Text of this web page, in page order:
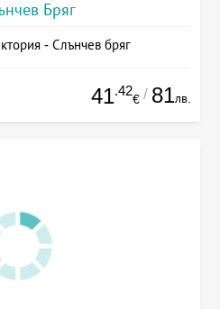
Бряг
- Слънчев бряг
41.42
€ / 81лв.